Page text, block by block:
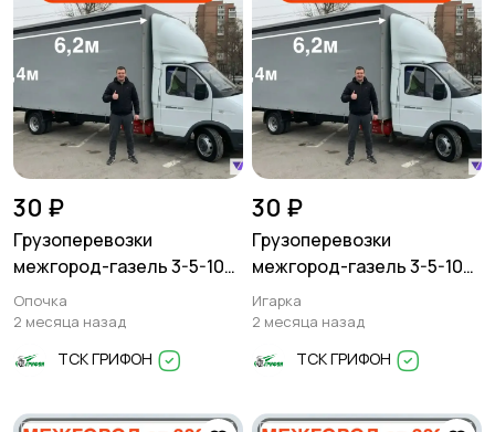
30 ₽
Грузоперевозки
межгород-газель 3-5-10
тонн
Опочка
2 месяца назад
ТСК ГРИФОН
30 ₽
Грузоперевозки
межгород-газель 3-5-10
тонн
Игарка
2 месяца назад
ТСК ГРИФОН